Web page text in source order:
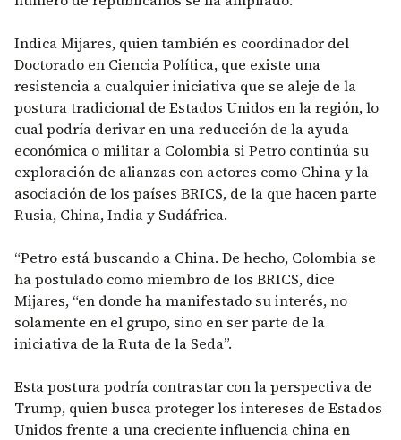
Indica Mijares, quien también es coordinador del
Doctorado en Ciencia Política, que existe una
resistencia a cualquier iniciativa que se aleje de la
postura tradicional de Estados Unidos en la región, lo
cual podría derivar en una reducción de la ayuda
económica o militar a Colombia si Petro continúa su
exploración de alianzas con actores como China y la
asociación de los países BRICS, de la que hacen parte
Rusia, China, India y Sudáfrica.
“Petro está buscando a China. De hecho, Colombia se
ha postulado como miembro de los BRICS, dice
Mijares, “en donde ha manifestado su interés, no
solamente en el grupo, sino en ser parte de la
iniciativa de la Ruta de la Seda”.
Esta postura podría contrastar con la perspectiva de
Trump, quien busca proteger los intereses de Estados
Unidos frente a una creciente influencia china en